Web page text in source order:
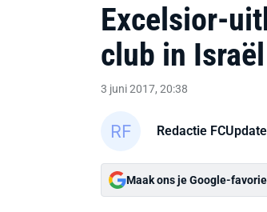
Excelsior-
club in Israël
3 juni 2017, 20:38
Redactie FCUpdate
Maak ons je Google-